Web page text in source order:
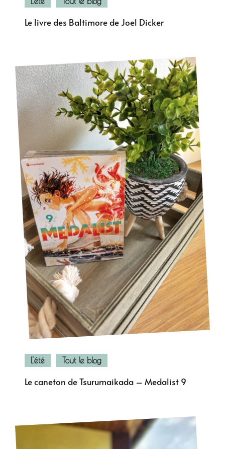
Le livre des Baltimore de Joel Dicker
L'été Tout le blog
Le caneton de Tsurumaikada – Medalist 9